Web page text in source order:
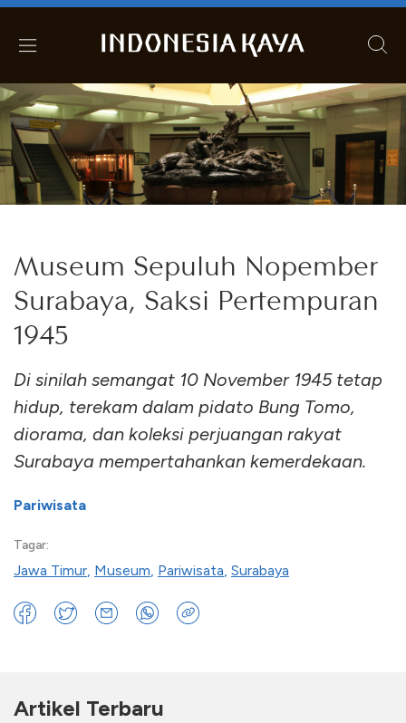
Museum Sepuluh Nopember
Surabaya, Saksi Pertempuran
1945
Di sinilah semangat 10 November 1945 tetap
hidup, terekam dalam pidato Bung Tomo,
diorama, dan koleksi perjuangan rakyat
Surabaya mempertahankan kemerdekaan.
Pariwisata
Tagar:
Jawa Timur, Museum, Pariwisata, Surabaya
Artikel Terbaru